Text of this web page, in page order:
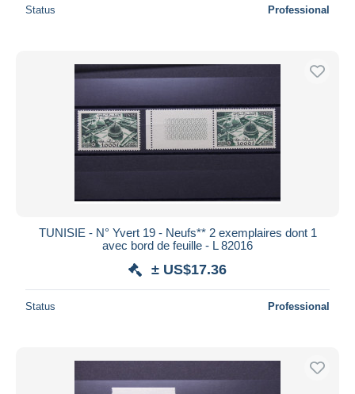
Status Professional
TUNISIE - N° Yvert 19 - Neufs** 2 exemplaires dont 1
avec bord de feuille - L 82016
± US$17.36
Status Professional